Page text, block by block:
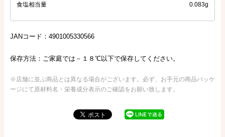
食塩相当量 0.083g
JANコード：4901005330566
保存方法：ご家庭では－１８℃以下で保存してください。
※店舗に並ぶ商品とは異なる場合がございます。必ず、お手元の商品パッケ
ージにて原材料名・栄養成分表示のご確認をお願い致します。